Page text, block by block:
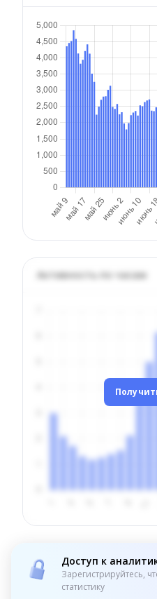
Активность по часам
Доступ к
Зарегистрируйтесь,
статистику